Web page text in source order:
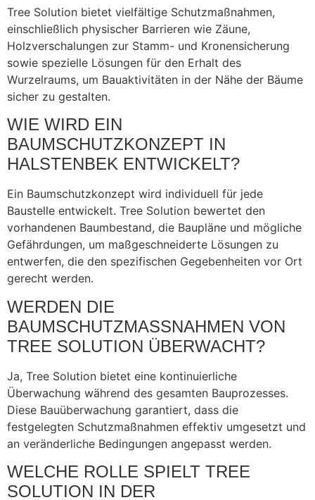
Tree Solution bietet vielfältige Schutzmaßnahmen,
einschließlich physischer Barrieren wie Zäune,
Holzverschalungen zur Stamm- und Kronensicherung
sowie spezielle Lösungen für den Erhalt des
Wurzelraums, um Bauaktivitäten in der Nähe der Bäume
sicher zu gestalten.
WIE WIRD EIN
BAUMSCHUTZKONZEPT IN
HALSTENBEK ENTWICKELT?
Ein Baumschutzkonzept wird individuell für jede
Baustelle entwickelt. Tree Solution bewertet den
vorhandenen Baumbestand, die Baupläne und mögliche
Gefährdungen, um maßgeschneiderte Lösungen zu
entwerfen, die den spezifischen Gegebenheiten vor Ort
gerecht werden.
WERDEN DIE
BAUMSCHUTZMASSNAHMEN VON T
REE SOLUTION ÜBERWACHT?
Ja, Tree Solution bietet eine kontinuierliche
Überwachung während des gesamten Bauprozesses.
Diese Bauüberwachung garantiert, dass die
festgelegten Schutzmaßnahmen effektiv umgesetzt und
an veränderliche Bedingungen angepasst werden.
WELCHE ROLLE SPIELT TREE
SOLUTION IN DER